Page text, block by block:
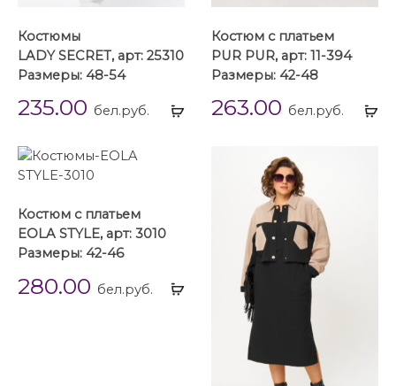
Выбрать
Костюмы
LADY SECRET, арт: 25310
Размеры: 48-54
235.00 бел.руб.
Костюм с платьем
PUR PUR, арт: 11-394
Размеры: 42-48
263.00 бел.руб.
Выбрать
Костюм с платьем
EOLA STYLE, арт: 3010
Размеры: 42-46
280.00 бел.руб.